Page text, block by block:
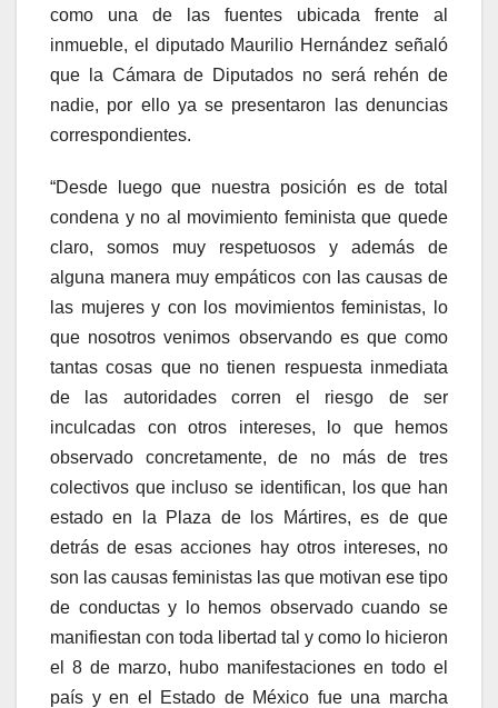
como una de las fuentes ubicada frente al
inmueble, el diputado Maurilio Hernández señaló
que la Cámara de Diputados no será rehén de
nadie, por ello ya se presentaron las denuncias
correspondientes.
“Desde luego que nuestra posición es de total
condena y no al movimiento feminista que quede
claro, somos muy respetuosos y además de
alguna manera muy empáticos con las causas de
las mujeres y con los movimientos feministas, lo
que nosotros venimos observando es que como
tantas cosas que no tienen respuesta inmediata
de las autoridades corren el riesgo de ser
inculcadas con otros intereses, lo que hemos
observado concretamente, de no más de tres
colectivos que incluso se identifican, los que han
estado en la Plaza de los Mártires, es de que
detrás de esas acciones hay otros intereses, no
son las causas feministas las que motivan ese tipo
de conductas y lo hemos observado cuando se
manifiestan con toda libertad tal y como lo hicieron
el 8 de marzo, hubo manifestaciones en todo el
país y en el Estado de México fue una marcha